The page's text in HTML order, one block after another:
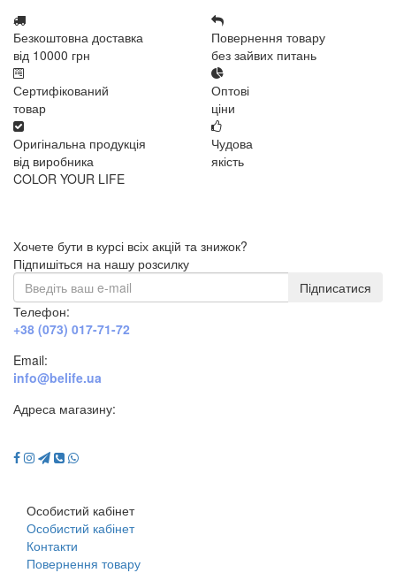
Безкоштовна доставка
від 10000 грн
Повернення товару
без зайвих питань
Сертифікований
товар
Оптові
ціни
Оригінальна продукція
від виробника
Чудова
якість
COLOR YOUR LIFE
Хочете бути в курсі всіх акцій та знижок?
Підпишіться на нашу розсилку
Підписатися
Телефон:
+38 (073) 017-71-72
Email:
info@belife.ua
Адреса магазину:
Особистий кабінет
Особистий кабінет
Контакти
Повернення товару